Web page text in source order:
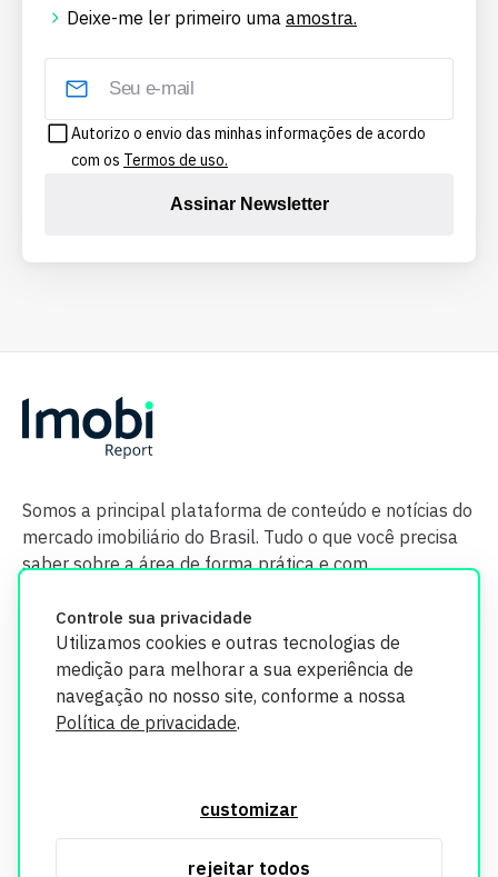
Controle sua privacidade
Utilizamos cookies e outras tecnologias de
medição para melhorar a sua experiência de
navegação no nosso site, conforme a nossa
Política de privacidade.
customizar
rejeitar todos
Deixe-me ler primeiro uma amostra.
Autorizo o envio das minhas informações de acordo
com os Termos de uso.
Assinar Newsletter
Somos a principal plataforma de conteúdo e notícias do
mercado imobiliário do Brasil. Tudo o que você precisa
saber sobre a área de forma prática e com
segurança. Todos os dados coletados em nosso site são
utilizados exclusivamente para fins de aprimoramento de
informações, consulte nossa Política de Privacidade.